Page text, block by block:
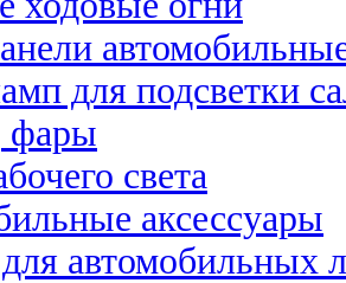
для подсветки
фары
света
аксессуары
автомобильных